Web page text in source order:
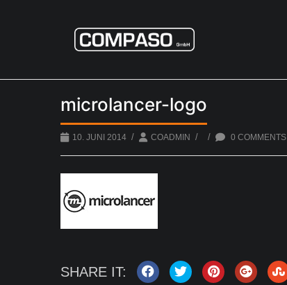
microlancer-logo
10. JUNI 2014 / COADMIN / / 0 COMMENTS
SHARE IT: